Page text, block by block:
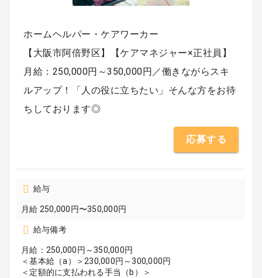
ホームヘルパー・ケアワーカー
【大阪市阿倍野区】【ケアマネジャー×正社員】
月給：250,000円～350,000円／働きながらスキ
ルアップ！「人の役に立ちたい」そんな方をお待
ちしております◎
応募する
給与
月給 250,000円〜350,000円
給与備考
月給：250,000円～350,000円
＜基本給（a）＞230,000円～300,000円
＜定額的に支払われる手当（b）＞